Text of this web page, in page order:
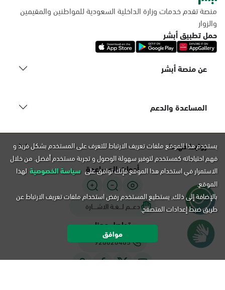
منصة تقدم خدمات وزارة الداخلية السعودية للمواطنين والمقيمين
والزوار
حمل تطبيق أبشر
عن منصة أبشر
المساعدة والدعم
روابط مهمة
أدوات المساعدة
دعـــم لـــغـة الاشــــارة
تواصل معنا
920020405
يستخدم هذا الموقع ملفات تعريف الارتباط للتعرف على المستخدم بشكل فريد و
فهم احتياجاته كمستخدم لتوفير سهولة الوصول و تجربة مستخدم أفضل. من خلال
الاستمرار في استخدام هذا الموقع فإنك توافق على سياسة الخصوصية لهذا
الموقع.
بالإضافة إلى ذلك, يستطيع المستخدم رفض استخدام ملفات تعريف الارتباط عن
طريق ضبط إعدادات المتصفح.
موافق